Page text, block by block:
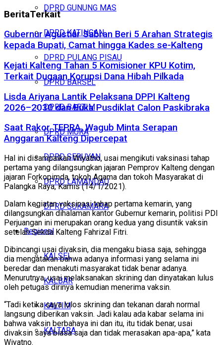
DPRD GUNUNG MAS
DPRD KATINGAN
DPRD PULANG PISAU
DPRD BARSEL
DPRD BARTIM
DPRD MURA
DPRD SERUYAN
DPRD LAMANDAU
DPRD SUKAMARA
Regional
KALSEL
KALBAR
KALTIM
KALTARA
BeritaTerkait
Gubernur Agustiar Sabran Beri 5 Arahan Strategis
kepada Bupati, Camat hingga Kades se-Kalteng
Kejati Kalteng Tahan 5 Komisioner KPU Kotim,
Terkait Dugaan Korupsi Dana Hibah Pilkada
Lisda Ariyana Lantik Pelaksana DPPI Kalteng
2026–2030 dan Buka Pusdiklat Calon Paskibraka
Saat Rakor TEPRA, Wagub Minta Serapan
Anggaran Kalteng Dipercepat
Hal ini disampaikan Wiyatno, usai mengikuti vaksinasi tahap
pertama yang dilangsungkan jajaran Pemprov Kalteng dengan
jajaran Forkopimda, tokoh Agama dan tokoh Masyarakat di
Palangka Raya, Kamis (14/1/2021).
Dalam kegiatan vaksinasi tahap pertama kemarin, yang
dilangsungkan dihalaman kantor Gubernur kemarin, politisi PDI
Perjuangan ini merupakan orang kedua yang disuntik vaksin
setelah Sekda Kalteng Fahrizal Fitri.
Dibincangi usai divaksin, dia mengaku biasa saja, sehingga
dia mengatakan bahwa adanya informasi yang selama ini
beredar dan menakuti masyarakat tidak benar adanya.
Menurutnya, usai melaksanakan skrining dan dinyatakan lulus
oleh petugas dirinya kemudian menerima vaksin.
“Tadi ketika saya lolos skrining dan tekanan darah normal
langsung diberikan vaksin. Jadi kalau ada kabar selama ini
bahwa vaksin berbahaya ini dan itu, itu tidak benar, usai
divaksin saya biasa saja dan tidak merasakan apa-apa,” kata
Wiyatno.